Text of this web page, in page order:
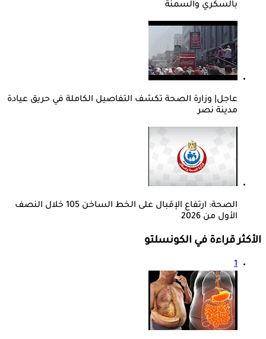
بالسكري والسمنة
عاجل| وزارة الصحة تكشف التفاصيل الكاملة في حريق عيادة
مدينة نصر
الصحة: ارتفاع الإقبال على الخط الساخن 105 خلال النصف
الأول من 2026
الأكثر قراءة في الكونسلتو
1